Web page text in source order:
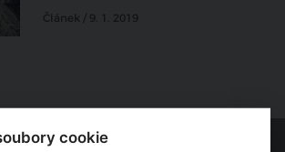
Článek / 9. 1. 2019
cookie